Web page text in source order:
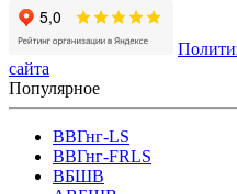
сайта
Популярное
ВВГнг-LS
ВВГнг-FRLS
ВБШВ